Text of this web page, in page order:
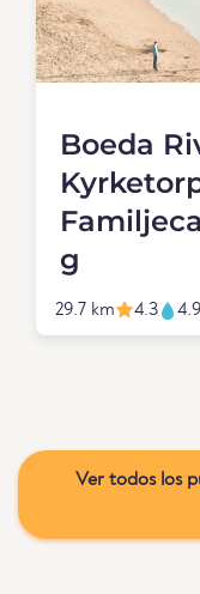
Boeda
g
29.7 km 4.3 4.9
Ver todos los